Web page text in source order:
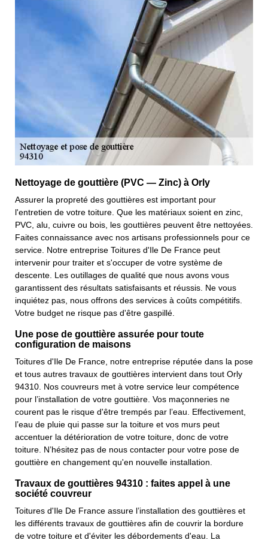
Nettoyage de gouttière (PVC — Zinc) à Orly
Assurer la propreté des gouttières est important pour
l'entretien de votre toiture. Que les matériaux soient en zinc,
PVC, alu, cuivre ou bois, les gouttières peuvent être nettoyées.
Faites connaissance avec nos artisans professionnels pour ce
service. Notre entreprise Toitures d'Ile De France peut
intervenir pour traiter et s'occuper de votre système de
descente. Les outillages de qualité que nous avons vous
garantissent des résultats satisfaisants et réussis. Ne vous
inquiétez pas, nous offrons des services à coûts compétitifs.
Votre budget ne risque pas d'être gaspillé.
Une pose de gouttière assurée pour toute
configuration de maisons
Toitures d'Ile De France, notre entreprise réputée dans la pose
et tous autres travaux de gouttières intervient dans tout Orly
94310. Nos couvreurs met à votre service leur compétence
pour l’installation de votre gouttière. Vos maçonneries ne
courent pas le risque d'être trempés par l’eau. Effectivement,
l’eau de pluie qui passe sur la toiture et vos murs peut
accentuer la détérioration de votre toiture, donc de votre
toiture. N’hésitez pas de nous contacter pour votre pose de
gouttière en changement qu'en nouvelle installation.
Travaux de gouttières 94310 : faites appel à une
société couvreur
Toitures d'Ile De France assure l’installation des gouttières et
les différents travaux de gouttières afin de couvrir la bordure
de votre toiture et d'éviter les débordements d'eau. La